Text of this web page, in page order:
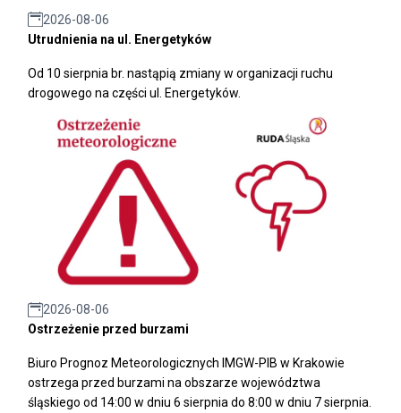
2026-08-06
Utrudnienia na ul. Energetyków
Od 10 sierpnia br. nastąpią zmiany w organizacji ruchu
drogowego na części ul. Energetyków.
2026-08-06
Ostrzeżenie przed burzami
Biuro Prognoz Meteorologicznych IMGW-PIB w Krakowie
ostrzega przed burzami na obszarze województwa
śląskiego od 14:00 w dniu 6 sierpnia do 8:00 w dniu 7 sierpnia.